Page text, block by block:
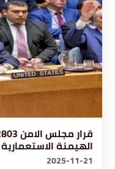
الهيمنة
2025-11-21